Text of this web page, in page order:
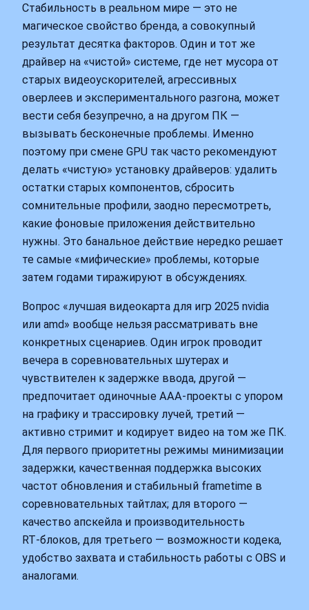
Стабильность в реальном мире — это не
магическое свойство бренда, а совокупный
результат десятка факторов. Один и тот же
драйвер на «чистой» системе, где нет мусора от
старых видеоускорителей, агрессивных
оверлеев и экспериментального разгона, может
вести себя безупречно, а на другом ПК —
вызывать бесконечные проблемы. Именно
поэтому при смене GPU так часто рекомендуют
делать «чистую» установку драйверов: удалить
остатки старых компонентов, сбросить
сомнительные профили, заодно пересмотреть,
какие фоновые приложения действительно
нужны. Это банальное действие нередко решает
те самые «мифические» проблемы, которые
затем годами тиражируют в обсуждениях.
Вопрос «лучшая видеокарта для игр 2025 nvidia
или amd» вообще нельзя рассматривать вне
конкретных сценариев. Один игрок проводит
вечера в соревновательных шутерах и
чувствителен к задержке ввода, другой —
предпочитает одиночные ААА‑проекты с упором
на графику и трассировку лучей, третий —
активно стримит и кодирует видео на том же ПК.
Для первого приоритетны режимы минимизации
задержки, качественная поддержка высоких
частот обновления и стабильный frametime в
соревновательных тайтлах; для второго —
качество апскейла и производительность
RT‑блоков, для третьего — возможности кодека,
удобство захвата и стабильность работы с OBS и
аналогами.